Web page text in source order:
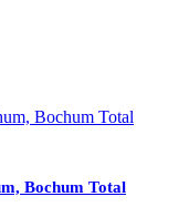
Bochum Total